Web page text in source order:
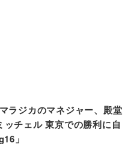
ラジカのマネジャー、殿堂
チェル 東京での勝利に自
」